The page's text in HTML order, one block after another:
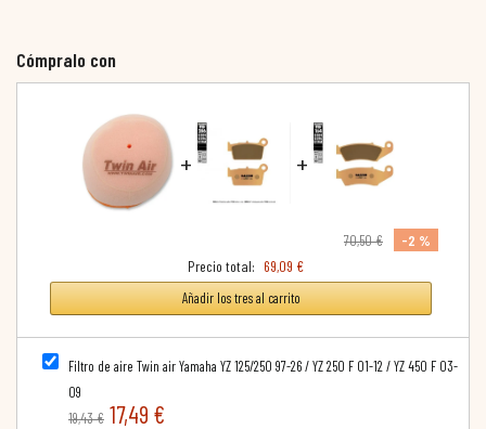
Cómpralo con
+ +
70,50 €
-2 %
Precio total: 69,09 €
Añadir los tres al carrito
Filtro de aire Twin air Yamaha YZ 125/250 97-26 / YZ 250 F 01-12 / YZ 450 F 03-
09
19,43 € 17,49 €